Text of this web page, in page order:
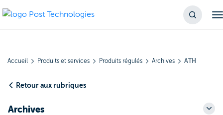
Accueil Produits et services Produits régulés Archives ATH
Retour aux rubriques
Archives